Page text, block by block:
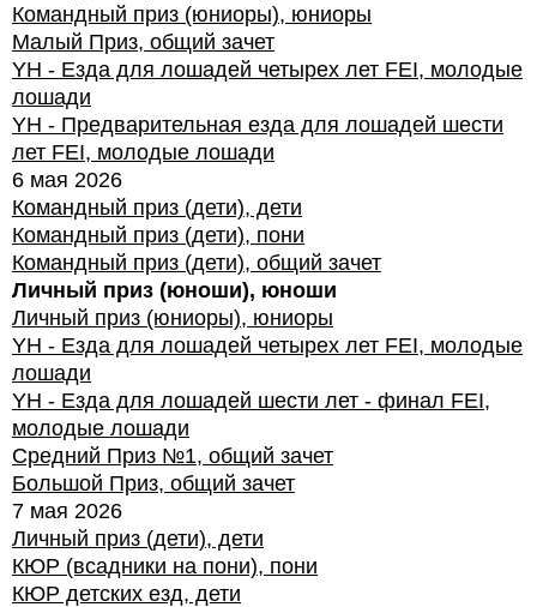
Командный приз (юниоры), юниоры
Малый Приз, общий зачет
YH - Езда для лошадей четырех лет FEI, молодые
лошади
YH - Предварительная езда для лошадей шести
лет FEI, молодые лошади
6 мая 2026
Командный приз (дети), дети
Командный приз (дети), пони
Командный приз (дети), общий зачет
Личный приз (юноши), юноши
Личный приз (юниоры), юниоры
YH - Езда для лошадей четырех лет FEI, молодые
лошади
YH - Езда для лошадей шести лет - финал FEI,
молодые лошади
Средний Приз №1, общий зачет
Большой Приз, общий зачет
7 мая 2026
Личный приз (дети), дети
КЮР (всадники на пони), пони
КЮР детских езд, дети